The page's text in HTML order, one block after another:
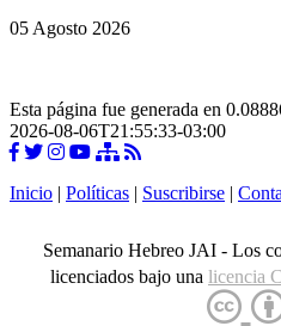
05 Agosto 2026
Esta página fue generada en
2026-08-06T21:55:33-03:00
Inicio | Políticas | Suscribirse |
Semanario Hebreo JAI - Los
licenciados bajo una licencia